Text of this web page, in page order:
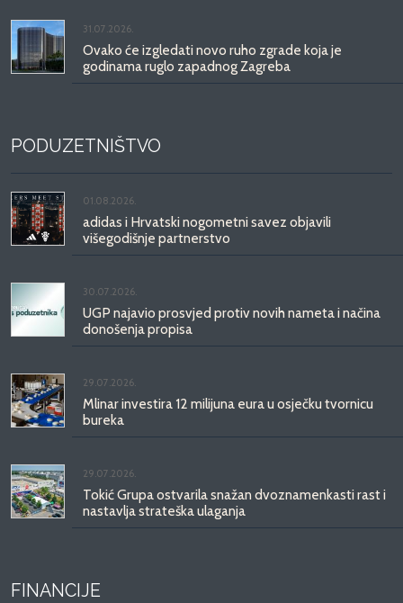
31.07.2026.
Ovako će izgledati novo ruho zgrade koja je
godinama ruglo zapadnog Zagreba
PODUZETNIŠTVO
01.08.2026.
adidas i Hrvatski nogometni savez objavili
višegodišnje partnerstvo
30.07.2026.
UGP najavio prosvjed protiv novih nameta i načina
donošenja propisa
29.07.2026.
Mlinar investira 12 milijuna eura u osječku tvornicu
bureka
29.07.2026.
Tokić Grupa ostvarila snažan dvoznamenkasti rast i
nastavlja strateška ulaganja
FINANCIJE